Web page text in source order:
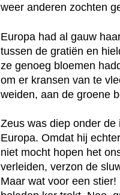
weer anderen zochten
Europa had al gauw
tussen de gratiën en
ze genoeg bloemen
om er kransen van te
weiden, aan de groene
Zeus was diep onder
Europa. Omdat hij
niet mocht hopen het
verleiden, verzon de
Maar wat voor een